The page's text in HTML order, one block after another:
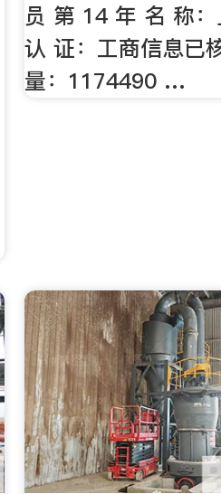
员 第 14 年 名 称
认 证：工商信息已
量：1174490 …